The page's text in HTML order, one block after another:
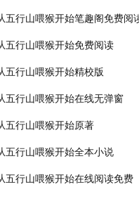
五行山喂猴开始笔趣阁免费阅
五行山喂猴开始免费阅读
五行山喂猴开始精校版
五行山喂猴开始在线无弹窗
五行山喂猴开始原著
五行山喂猴开始全本小说
五行山喂猴开始在线阅读免费